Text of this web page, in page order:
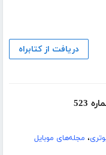
دریافت از کتابراه
، مجله‌های موبایل